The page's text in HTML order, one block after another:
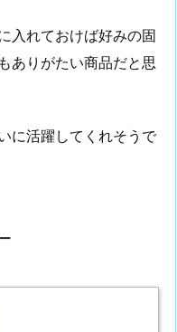
入れておけば好みの固
ありがたい商品だと思
に活躍してくれそうで